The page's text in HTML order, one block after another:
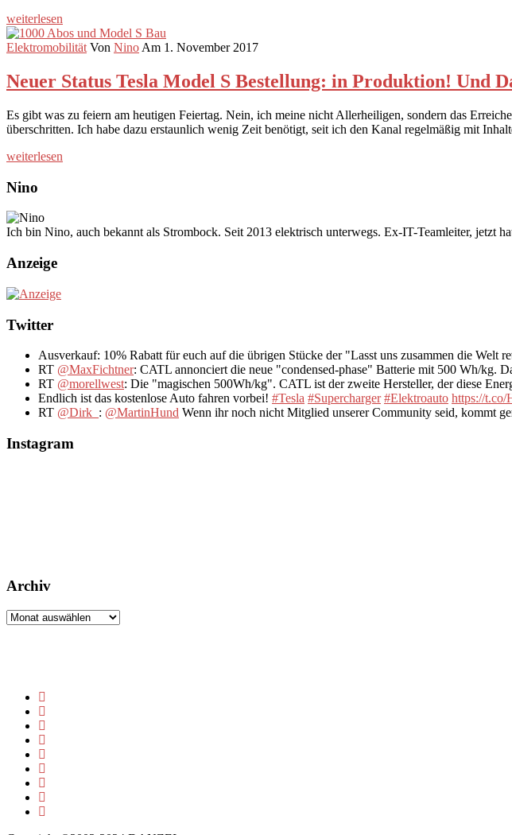
weiterlesen
Elektromobilität Von Nino Am 1. November 2017
Neuer Status Tesla Model S Bestellung: in Produktion! Und
Es gibt was zu feiern am heutigen Feiertag. Nein, ich meine nicht Allerheiligen, sondern das
überschritten. Ich habe dazu erstaunlich wenig Zeit benötigt, seit ich den Kanal regelmäßig mit
weiterlesen
Nino
Ich bin Nino, auch bekannt als Strombock. Seit 2013 elektrisch unterwegs. Ex-IT-Teamleiter,
Anzeige
Twitter
Ausverkauf: 10% Rabatt für euch auf die übrigen Stücke der "Lasst uns zusammen die
RT @MaxFichtner: CATL annonciert die neue "condensed-phase" Batterie mit 500 Wh/kg.
RT @morellwest: Die "magischen 500Wh/kg". CATL ist der zweite Hersteller, der diese
Endlich ist das kostenlose Auto fahren vorbei! #Tesla #Supercharger #Elektroauto https://
RT @Dirk_ : @MartinHund Wenn ihr noch nicht Mitglied unserer Community seid, kommt
Instagram
Archiv
Archiv